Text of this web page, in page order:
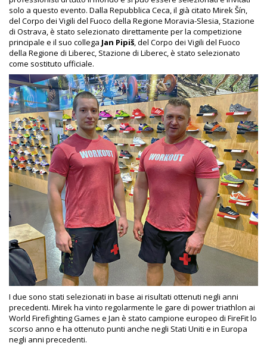
solo a questo evento. Dalla Repubblica Ceca, il già citato Mirek Šín,
del Corpo dei Vigili del Fuoco della Regione Moravia-Slesia, Stazione
di Ostrava, è stato selezionato direttamente per la competizione
principale e il suo collega Jan Pipiš, del Corpo dei Vigili del Fuoco
della Regione di Liberec, Stazione di Liberec, è stato selezionato
come sostituto ufficiale.
I due sono stati selezionati in base ai risultati ottenuti negli anni
precedenti. Mirek ha vinto regolarmente le gare di power triathlon ai
World Firefighting Games e Jan è stato campione europeo di FireFit lo
scorso anno e ha ottenuto punti anche negli Stati Uniti e in Europa
negli anni precedenti.